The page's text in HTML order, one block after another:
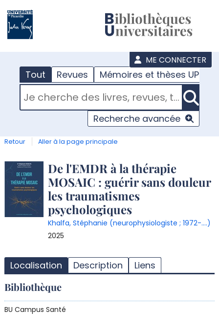
ME CONNECTER
Tout Revues Mémoires et thèses UPJV
RECHERCHER DANS "TOUT"
Recherche avancée
Retour Aller à la page principale
Détail
document
De l'EMDR à la thérapie
MOSAIC : guérir sans douleur
les traumatismes
psychologiques
Khalfa, Stéphanie (neurophysiologiste ; 1972-....)
2025
Localisation Description Liens
Bibliothèque
BU Campus Santé